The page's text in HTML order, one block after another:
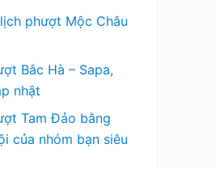
phượt Mộc Châu
Bắc Hà – Sapa,
nhật
Tam Đảo bằng
của nhóm bạn siêu